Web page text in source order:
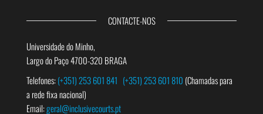
CONTACTE-NOS
Universidade do Minho,
Largo do Paço 4700-320 BRAGA
Telefones:(+351) 253 601 841 (+351) 253 601 810 (Chamadas para
a rede fixa nacional)
Email:geral@inclusivecourts.pt